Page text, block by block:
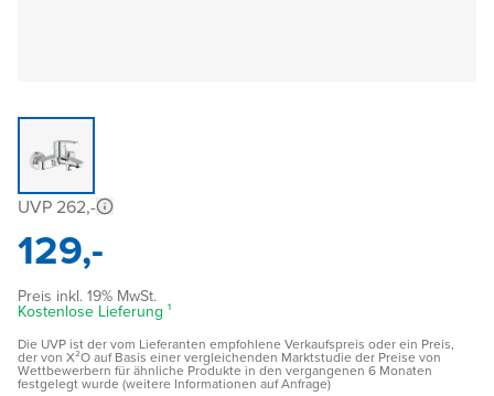
UVP 262,-
129,-
Preis inkl. 19% MwSt.
Kostenlose Lieferung ¹
Die UVP ist der vom Lieferanten empfohlene Verkaufspreis oder ein Preis,
der von X²O auf Basis einer vergleichenden Marktstudie der Preise von
Wettbewerbern für ähnliche Produkte in den vergangenen 6 Monaten
festgelegt wurde (weitere Informationen auf Anfrage)